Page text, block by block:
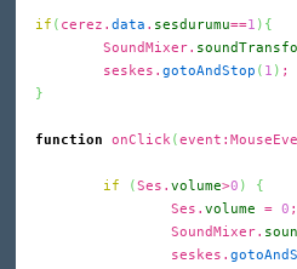
if ( cerez. data . sesdurumu==1 ) {
SoundMixer.
seskes. gotoAndStop ( 1 ) ;
}
function onClick (
if (Ses. volume>0 )
{
Ses. volume = 0 ;
SoundMixer.
seskes.